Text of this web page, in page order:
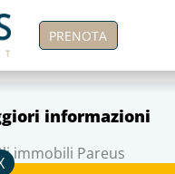
PRENOTA
informazioni
immobili Pareus